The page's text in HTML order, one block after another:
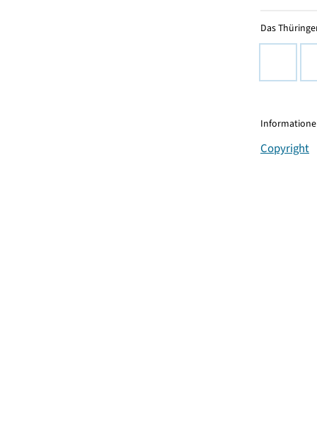
Das
Copyright